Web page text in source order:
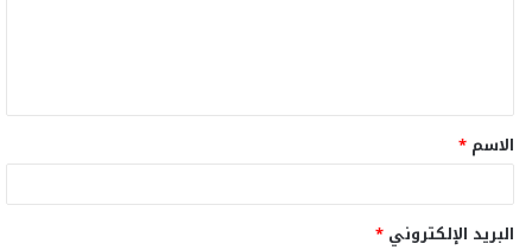
ق
*
الاسم *
البريد الإلكتروني *